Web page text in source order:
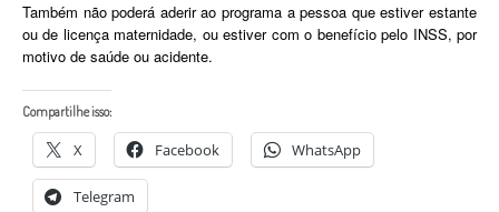
Também não poderá aderir ao programa a pessoa que estiver estante
ou de licença maternidade, ou estiver com o benefício pelo INSS, por
motivo de saúde ou acidente.
Compartilhe isso:
X Facebook WhatsApp
Telegram